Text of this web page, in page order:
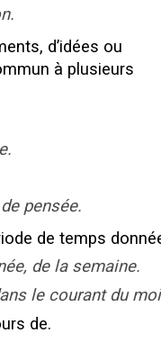
d’idées ou
à plusieurs
pensée.
de temps
de la semaine.
le courant du
de.